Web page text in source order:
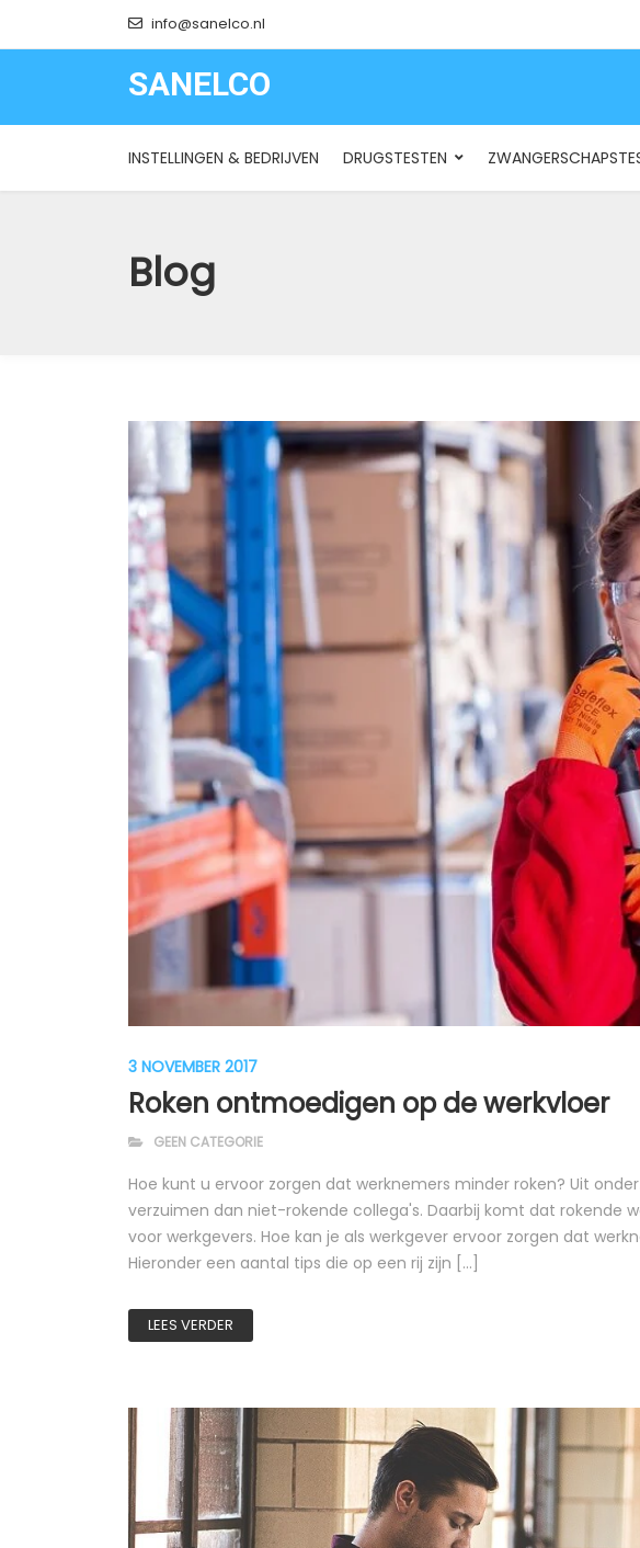
info@sanelco.nl
SANELCO
INSTELLINGEN & BEDRIJVEN DRUGSTESTEN
SANELCO INSTELLINGEN &
Blog
Blog
3 NOVEMBER 2017
Roken ontmoedigen op de werkvloer
GEEN CATEGORIE
Hoe kunt u ervoor zorgen dat werknemers minder roken? Uit
verzuimen dan niet-rokende collega's. Daarbij komt dat rokende
voor werkgevers. Hoe kan je als werkgever ervoor zorgen dat
Hieronder een aantal tips die op een rij zijn [...]
LEES VERDER